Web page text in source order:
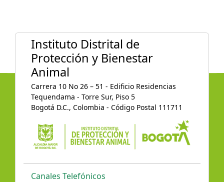
Instituto Distrital de
Protección y Bienestar
Animal
Carrera 10 No 26 – 51 - Edificio Residencias
Tequendama - Torre Sur, Piso 5
Bogotá D.C., Colombia - Código Postal 111711
Canales Telefónicos